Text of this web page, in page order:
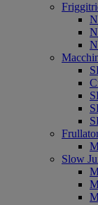
Slow